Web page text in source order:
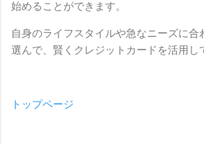
始めることができます。
自身のライフスタイルや急なニーズに合
選んで、賢くクレジットカードを活用し
トップページ